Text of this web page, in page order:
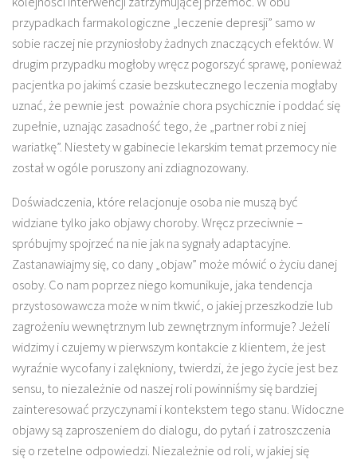
przypadkach farmakologiczne „leczenie depresji” samo w
sobie raczej nie przyniosłoby żadnych znaczących efektów. W
drugim przypadku mogłoby wręcz pogorszyć sprawę, ponieważ
pacjentka po jakimś czasie bezskutecznego leczenia mogłaby
uznać, że pewnie jest poważnie chora psychicznie i poddać się
zupełnie, uznając zasadność tego, że „partner robi z niej
wariatkę”. Niestety w gabinecie lekarskim temat przemocy nie
został w ogóle poruszony ani zdiagnozowany.
Doświadczenia, które relacjonuje osoba nie muszą być
widziane tylko jako objawy choroby. Wręcz przeciwnie –
spróbujmy spojrzeć na nie jak na sygnały adaptacyjne.
Zastanawiajmy się, co dany „objaw” może mówić o życiu danej
osoby. Co nam poprzez niego komunikuje, jaka tendencja
przystosowawcza może w nim tkwić, o jakiej przeszkodzie lub
zagrożeniu wewnętrznym lub zewnętrznym informuje? Jeżeli
widzimy i czujemy w pierwszym kontakcie z klientem, że jest
wyraźnie wycofany i zalękniony, twierdzi, że jego życie jest bez
sensu, to niezależnie od naszej roli powinniśmy się bardziej
zainteresować przyczynami i kontekstem tego stanu. Widoczne
objawy są zaproszeniem do dialogu, do pytań i zatroszczenia
się o rzetelne odpowiedzi. Niezależnie od roli, w jakiej się